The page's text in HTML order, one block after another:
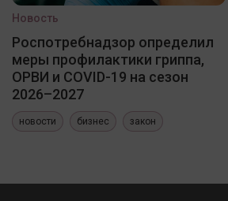
Новость
Роспотребнадзор определил
меры профилактики гриппа,
ОРВИ и COVID-19 на сезон
2026–2027
новости бизнес закон